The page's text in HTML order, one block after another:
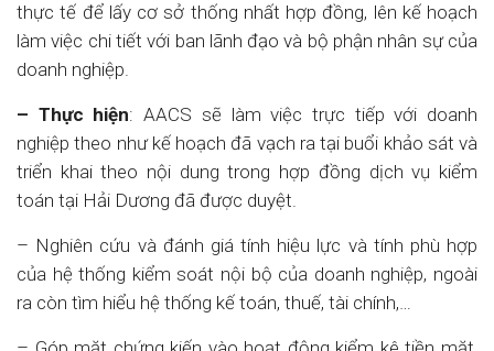
thực tế để lấy cơ sở thống nhất hợp đồng, lên kế hoạch
làm việc chi tiết với ban lãnh đạo và bộ phận nhân sự của
doanh nghiệp.
– Thực hiện: AACS sẽ làm việc trực tiếp với doanh
nghiệp theo như kế hoạch đã vạch ra tại buổi khảo sát và
triển khai theo nội dung trong hợp đồng dịch vụ kiểm
toán tại Hải Dương đã được duyệt.
– Nghiên cứu và đánh giá tính hiệu lực và tính phù hợp
của hệ thống kiểm soát nội bộ của doanh nghiệp, ngoài
ra còn tìm hiểu hệ thống kế toán, thuế, tài chính,…